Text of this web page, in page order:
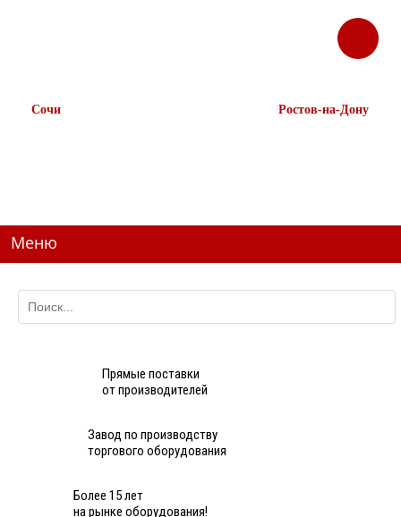
Сочи
ЗАКАЗАТЬ
ЗВОНОК
Ростов-на-Дону
Меню
Прямые поставки
от производителей
Завод по производству
торгового оборудования
Более 15 лет
на рынке оборудования!